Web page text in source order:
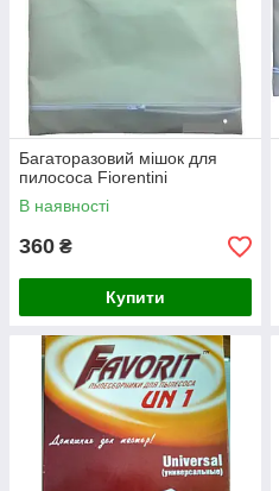
Багаторазовий мішок для
пилососа Fiorentini
В наявності
360 ₴
Купити